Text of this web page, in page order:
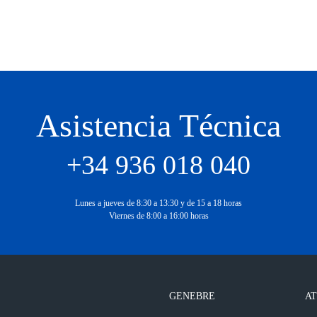
Asistencia Técnica
+34 936 018 040
Lunes a jueves de 8:30 a 13:30 y de 15 a 18 horas
Viernes de 8:00 a 16:00 horas
GENEBRE